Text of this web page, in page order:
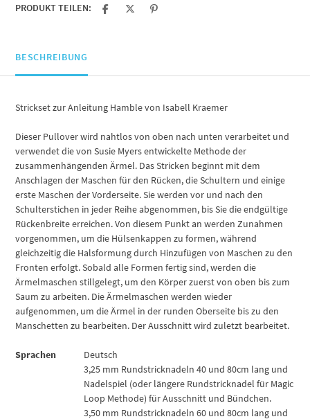
PRODUKT TEILEN:
BESCHREIBUNG
Strickset zur Anleitung Hamble von Isabell Kraemer
Dieser Pullover wird nahtlos von oben nach unten verarbeitet und
verwendet die von Susie Myers entwickelte Methode der
zusammenhängenden Ärmel. Das Stricken beginnt mit dem
Anschlagen der Maschen für den Rücken, die Schultern und einige
erste Maschen der Vorderseite. Sie werden vor und nach den
Schulterstichen in jeder Reihe abgenommen, bis Sie die endgültige
Rückenbreite erreichen. Von diesem Punkt an werden Zunahmen
vorgenommen, um die Hülsenkappen zu formen, während
gleichzeitig die Halsformung durch Hinzufügen von Maschen zu den
Fronten erfolgt. Sobald alle Formen fertig sind, werden die
Ärmelmaschen stillgelegt, um den Körper zuerst von oben bis zum
Saum zu arbeiten. Die Ärmelmaschen werden wieder
aufgenommen, um die Ärmel in der runden Oberseite bis zu den
Manschetten zu bearbeiten. Der Ausschnitt wird zuletzt bearbeitet.
Sprachen
Deutsch
3,25 mm Rundstricknadeln 40 und 80cm lang und
Nadelspiel (oder längere Rundstricknadel für Magic
Loop Methode) für Ausschnitt und Bündchen.
3,50 mm Rundstricknadeln 60 und 80cm lang und